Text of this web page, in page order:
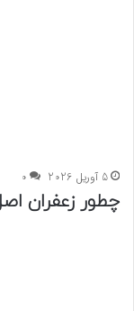
5 آوریل 2026 0
چطور زعفران